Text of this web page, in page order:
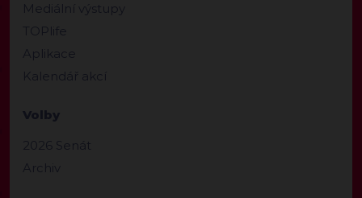
Mediální výstupy
TOPlife
Aplikace
Kalendář akcí
Volby
2026 Senát
Archiv